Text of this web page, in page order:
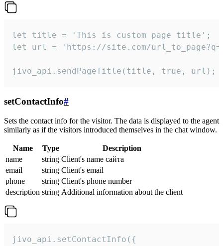
let title = 'This is custom page title';
let url = 'https://site.com/
jivo_api.sendPageTitle(title, true, url);
setContactInfo#
Sets the contact info for the visitor. The data is displayed to the agent
similarly as if the visitors introduced themselves in the chat window.
Name Type
Description
name
string Client's name сайта
email
string Client's email
phone
string Client's phone number
description string Additional information about the client
jivo_api.setContactInfo({